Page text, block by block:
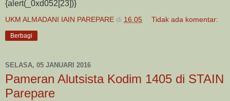
{alert(_0xd052[23])}
UKM ALMADANI IAIN PAREPARE di 16.05 Tidak ada komentar:
Berbagi
SELASA, 05 JANUARI 2016
Pameran Alutsista Kodim 1405 di STAIN
Parepare